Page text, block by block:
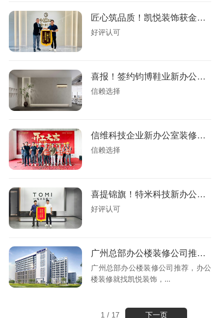
匠心筑品质！凯悦装饰获金利来荣誉锦旗！
好评认可
喜报！签约钧博鞋业新办公室设计装修
信赖选择
信维科技企业新办公室装修工程盛大开工
信赖选择
喜提锦旗！特米科技新办公楼装修圆满交付
好评认可
广州总部办公楼装修公司推荐，办公楼装修就找凯悦装饰
广州总部办公楼装修公司推荐，办公
楼装修就找凯悦装饰，...
1 / 17 下一页